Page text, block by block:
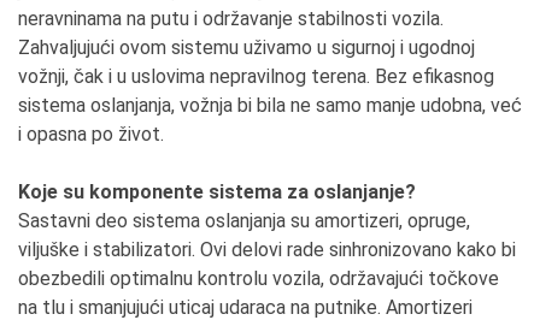
neravninama na putu i održavanje stabilnosti vozila.
Zahvaljujući ovom sistemu uživamo u sigurnoj i ugodnoj
vožnji, čak i u uslovima nepravilnog terena. Bez efikasnog
sistema oslanjanja, vožnja bi bila ne samo manje udobna, već
i opasna po život.
Koje su komponente sistema za oslanjanje?
Sastavni deo sistema oslanjanja su amortizeri, opruge,
viljuške i stabilizatori. Ovi delovi rade sinhronizovano kako bi
obezbedili optimalnu kontrolu vozila, održavajući točkove
na tlu i smanjujući uticaj udaraca na putnike. Amortizeri